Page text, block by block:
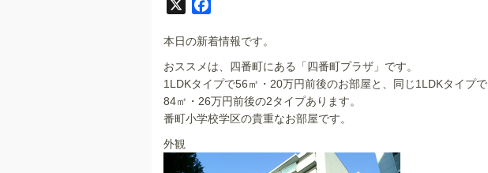
c
e
b
o
o
本日の新着情報です。
おススメは、四番町にある「四番町プラザ」です。
1LDKタイプで56㎡・20万円前後のお部屋と、同じ1LDKタイプで
84㎡・26万円前後の2タイプあります。
番町小学校学区の貴重なお部屋です。
外観